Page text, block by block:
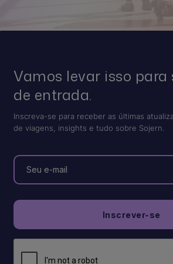
Vamos levar isso para
de entrada.
Inscreva-se para receber as últimas
de viagens, insights e tudo sobre Sojern.